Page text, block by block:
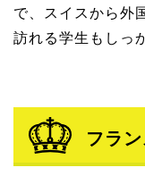
で、スイスから外
訪れる学生もしっ
フラ